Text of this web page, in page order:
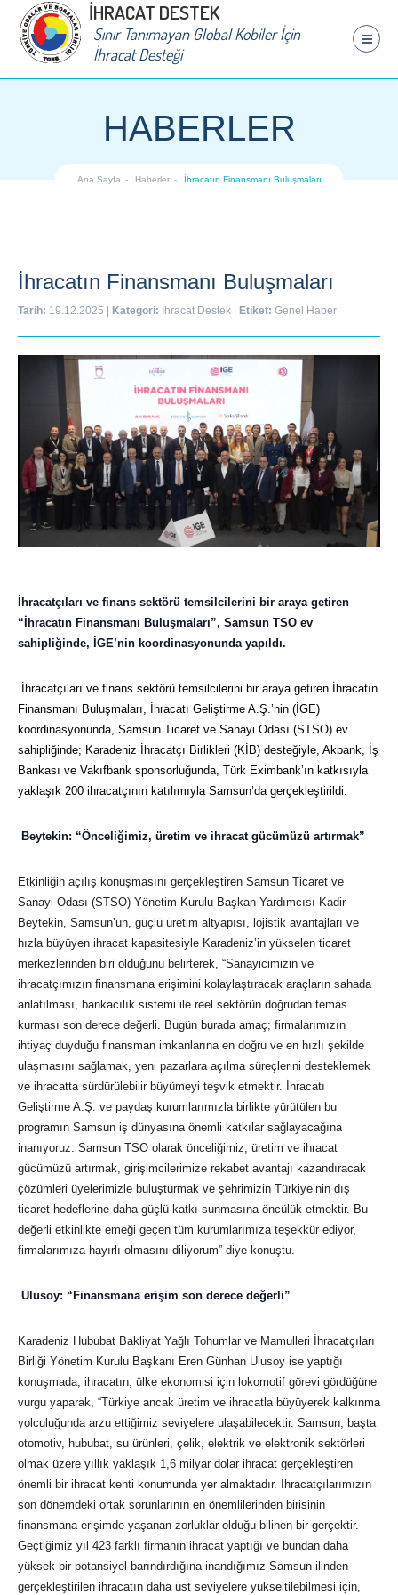
İHRACAT DESTEK
Sınır Tanımayan Global Kobiler İçin
İhracat Desteği
HABERLER
Ana Sayfa Haberler İhracatın Finansmanı Buluşmaları
İhracatın Finansmanı Buluşmaları
Tarih: 19.12.2025 Kategori: İhracat Destek Etiket: Genel Haber
İhracatçıları ve finans sektörü temsilcilerini bir araya getiren
“İhracatın Finansmanı Buluşmaları”, Samsun TSO ev
sahipliğinde, İGE’nin koordinasyonunda yapıldı.
İhracatçıları ve finans sektörü temsilcilerini bir araya getiren İhracatın
Finansmanı Buluşmaları, İhracatı Geliştirme A.Ş.’nin (İGE)
koordinasyonunda, Samsun Ticaret ve Sanayi Odası (STSO) ev
sahipliğinde; Karadeniz İhracatçı Birlikleri (KİB) desteğiyle, Akbank, İş
Bankası ve Vakıfbank sponsorluğunda, Türk Eximbank’ın katkısıyla
yaklaşık 200 ihracatçının katılımıyla Samsun’da gerçekleştirildi.
Beytekin: “Önceliğimiz, üretim ve ihracat gücümüzü artırmak”
Etkinliğin açılış konuşmasını gerçekleştiren Samsun Ticaret ve
Sanayi Odası (STSO) Yönetim Kurulu Başkan Yardımcısı Kadir
Beytekin, Samsun’un, güçlü üretim altyapısı, lojistik avantajları ve
hızla büyüyen ihracat kapasitesiyle Karadeniz’in yükselen ticaret
merkezlerinden biri olduğunu belirterek, “Sanayicimizin ve
ihracatçımızın finansmana erişimini kolaylaştıracak araçların sahada
anlatılması, bankacılık sistemi ile reel sektörün doğrudan temas
kurması son derece değerli. Bugün burada amaç; firmalarımızın
ihtiyaç duyduğu finansman imkanlarına en doğru ve en hızlı şekilde
ulaşmasını sağlamak, yeni pazarlara açılma süreçlerini desteklemek
ve ihracatta sürdürülebilir büyümeyi teşvik etmektir. İhracatı
Geliştirme A.Ş. ve paydaş kurumlarımızla birlikte yürütülen bu
programın Samsun iş dünyasına önemli katkılar sağlayacağına
inanıyoruz. Samsun TSO olarak önceliğimiz, üretim ve ihracat
gücümüzü artırmak, girişimcilerimize rekabet avantajı kazandıracak
çözümleri üyelerimizle buluşturmak ve şehrimizin Türkiye’nin dış
ticaret hedeflerine daha güçlü katkı sunmasına öncülük etmektir. Bu
değerli etkinlikte emeği geçen tüm kurumlarımıza teşekkür ediyor,
firmalarımıza hayırlı olmasını diliyorum” diye konuştu.
Ulusoy: “Finansmana erişim son derece değerli”
Karadeniz Hububat Bakliyat Yağlı Tohumlar ve Mamulleri İhracatçıları
Birliği Yönetim Kurulu Başkanı Eren Günhan Ulusoy ise yaptığı
konuşmada, ihracatın, ülke ekonomisi için lokomotif görevi gördüğüne
vurgu yaparak, “Türkiye ancak üretim ve ihracatla büyüyerek kalkınma
yolculuğunda arzu ettiğimiz seviyelere ulaşabilecektir. Samsun, başta
otomotiv, hububat, su ürünleri, çelik, elektrik ve elektronik sektörleri
olmak üzere yıllık yaklaşık 1,6 milyar dolar ihracat gerçekleştiren
önemli bir ihracat kenti konumunda yer almaktadır. İhracatçılarımızın
son dönemdeki ortak sorunlarının en önemlilerinden birisinin
finansmana erişimde yaşanan zorluklar olduğu bilinen bir gerçektir.
Geçtiğimiz yıl 423 farklı firmanın ihracat yaptığı ve bundan daha
yüksek bir potansiyel barındırdığına inandığımız Samsun ilinden
gerçekleştirilen ihracatın daha üst seviyelere yükseltilebilmesi için,